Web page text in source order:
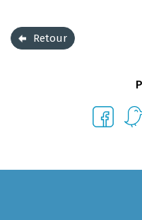
Retour